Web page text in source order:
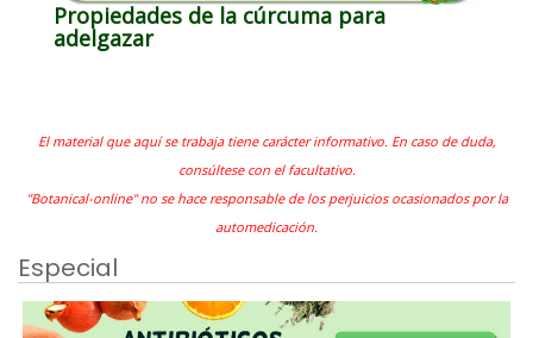
Propiedades de la cúrcuma para
adelgazar
El material que aquí se trabaja tiene carácter informativo. En caso de duda,
consúltese con el facultativo.
"Botanical-online" no se hace responsable de los perjuicios ocasionados por la
automedicación.
Especial